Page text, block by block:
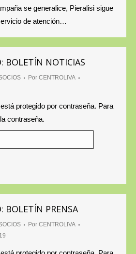
se generalice, Pieralisi sigue
de atención…
BOLETÍN NOTICIAS
Por CENTROLIVA
protegido por contraseña. Para
contraseña.
BOLETÍN PRENSA
Por CENTROLIVA